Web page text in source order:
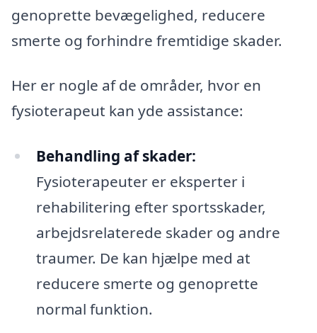
genoprette bevægelighed, reducere
smerte og forhindre fremtidige skader.
Her er nogle af de områder, hvor en
fysioterapeut kan yde assistance:
Behandling af skader:
Fysioterapeuter er eksperter i
rehabilitering efter sportsskader,
arbejdsrelaterede skader og andre
traumer. De kan hjælpe med at
reducere smerte og genoprette
normal funktion.